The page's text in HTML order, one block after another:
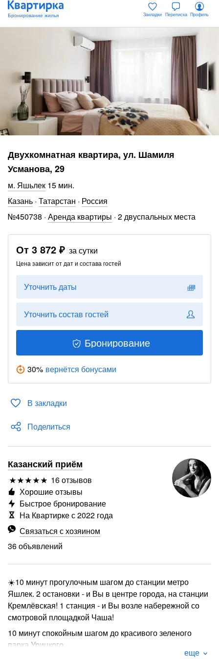
Закладки Переписка Профиль
Двухкомнатная квартира, ул. Шамиля
Усманова, 29
Яшьлек 15 мин.
Казань · Татарстан · Россия
№450738 · Аренда квартиры · 2 двуспальных места
От 3 872 ₽ за сутки
Цена зависит от дат и состава гостей
Уточнить даты
Уточнить состав гостей
Бронирование
30% вернётся бонусами
В закладки
Поделиться
Казанский приём
16 отзывов
Связаться с хозяином
36 объявлений
Хорошие отзывы
Быстрое бронирование
На Квартирке с 2022 года
☀️10 минут прогулочным шагом до станции метро
Яшлек. 2 остановки - и Вы в центре города, на станции
Кремлёвская! 1 станция - и Вы возле набережной со
смотровой площадкой Чаша!
10 минут спокойным шагом до красивого зеленого
парка Урицкого
еще